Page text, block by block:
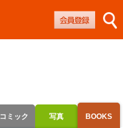
コミック 写真 BOOKS